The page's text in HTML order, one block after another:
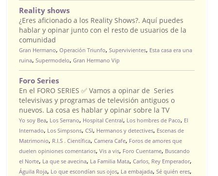
Reality shows
¿Eres aficionado a los Reality Shows?. Aquí puedes
hablar y opinar junto con el resto de usuarios de la
comunidad
Gran Hermano, Operación Triunfo, Supervivientes, Esta casa era una
ruina, Supermodelo, Gran Hermano Vip
Foro Series
En el FORO SERIES ✅ Vamos a opinar de Series
televisivas y programas de televisión antiguos o
nuevos. La cosa es hablar y opinar sobre la TV
Yo soy Bea, Los Serrano, Hospital Central, Los hombres de Paco, El
Internado, Los Simpsons, CSI, Hermanos y detectives, Escenas de
Matrimonio, R.I.S . Científica, Camera Cafe, Foros de amores que
duelen opiniones comentarios, Vis a vis, Foro Cuentame, Buscando
el Norte, La que se avecina, La Familia Mata, Carlos, Rey Emperador,
Águila Roja, Lo que escondían sus ojos, La embajada, Sé quién eres,